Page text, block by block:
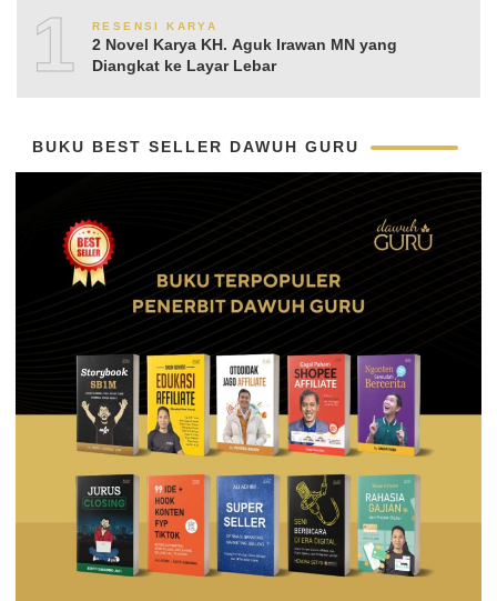
10RESENSI KARYA
2 Novel Karya KH. Aguk Irawan MN yang
Diangkat ke Layar Lebar
BUKU BEST SELLER DAWUH GURU